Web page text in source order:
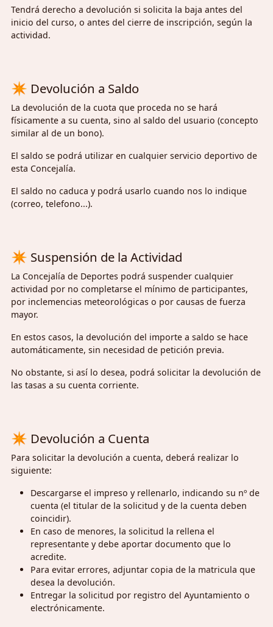
Tendrá derecho a devolución si solicita la baja antes del
inicio del curso, o antes del cierre de inscripción, según la
actividad.
✴ Devolución a Saldo
La devolución de la cuota que proceda no se hará
físicamente a su cuenta, sino al saldo del usuario (concepto
similar al de un bono).
El saldo se podrá utilizar en cualquier servicio deportivo de
esta Concejalía.
El saldo no caduca y podrá usarlo cuando nos lo indique
(correo, telefono...).
✴ Suspensión de la Actividad
La Concejalía de Deportes podrá suspender cualquier
actividad por no completarse el mínimo de participantes,
por inclemencias meteorológicas o por causas de fuerza
mayor.
En estos casos, la devolución del importe a saldo se hace
automáticamente, sin necesidad de petición previa.
No obstante, si así lo desea, podrá solicitar la devolución de
las tasas a su cuenta corriente.
✴ Devolución a Cuenta
Para solicitar la devolución a cuenta, deberá realizar lo
siguiente:
Descargarse el impreso y rellenarlo, indicando su nº de
cuenta (el titular de la solicitud y de la cuenta deben
coincidir).
En caso de menores, la solicitud la rellena el
representante y debe aportar documento que lo
acredite.
Para evitar errores, adjuntar copia de la matricula que
desea la devolución.
Entregar la solicitud por registro del Ayuntamiento o
electrónicamente.